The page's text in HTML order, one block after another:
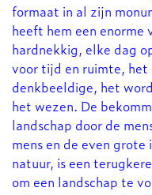
formaat in al zijn
heeft hem een enorme
hardnekkig, elke dag
voor tijd en ruimte,
denkbeeldige, het
het wezen. De
landschap door de
mens en de even
natuur, is een
om een landschap te